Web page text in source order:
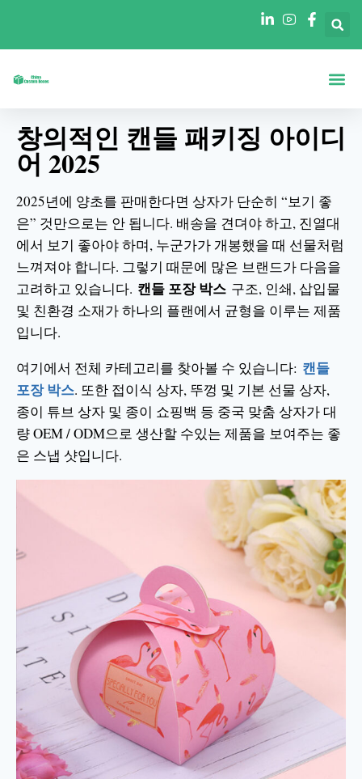
창의적인 캔들 패키징 아이디
어 2025
2025년에 양초를 판매한다면 상자가 단순히 “보기 좋
은” 것만으로는 안 됩니다. 배송을 견뎌야 하고, 진열대
에서 보기 좋아야 하며, 누군가가 개봉했을 때 선물처럼
느껴져야 합니다. 그렇기 때문에 많은 브랜드가 다음을
고려하고 있습니다. 캔들 포장 박스 구조, 인쇄, 삽입물
및 친환경 소재가 하나의 플랜에서 균형을 이루는 제품
입니다.
여기에서 전체 카테고리를 찾아볼 수 있습니다: 캔들
포장 박스. 또한 접이식 상자, 뚜껑 및 기본 선물 상자,
종이 튜브 상자 및 종이 쇼핑백 등 중국 맞춤 상자가 대
량 OEM / ODM으로 생산할 수있는 제품을 보여주는 좋
은 스냅 샷입니다.